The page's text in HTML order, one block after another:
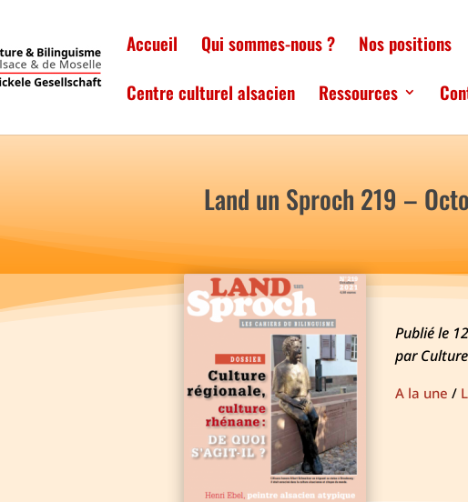
Accueil Qui sommes-nous ? Nos positions
Centre culturel alsacien
Ressources
Land un Sproch 219 –
Publié le
par
A la une /